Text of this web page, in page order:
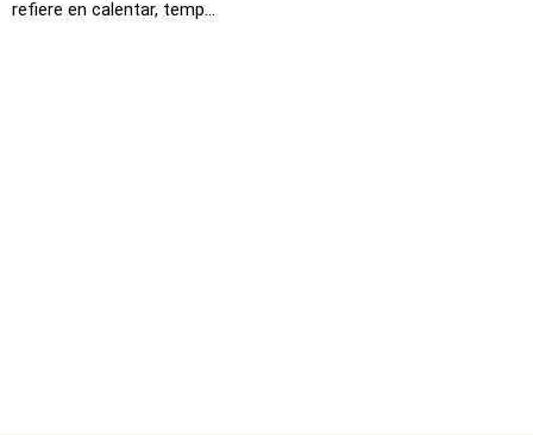
refiere en calentar, temp...